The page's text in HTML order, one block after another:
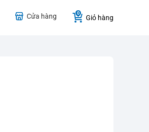
Cửa hàng Giỏ hàng